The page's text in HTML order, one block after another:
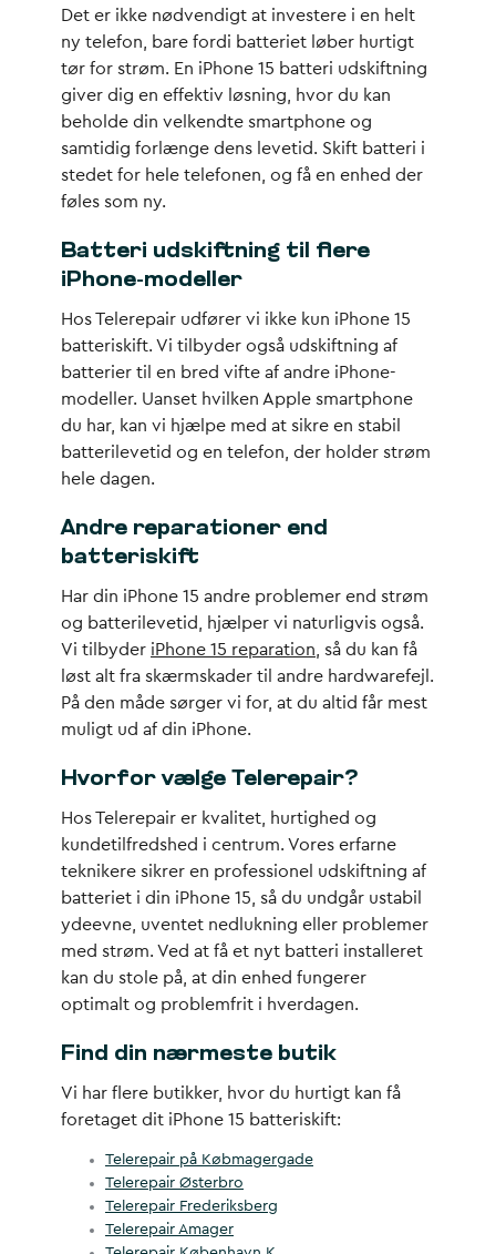
Det er ikke nødvendigt at investere i en helt
ny telefon, bare fordi batteriet løber hurtigt
tør for strøm. En iPhone 15 batteri udskiftning
giver dig en effektiv løsning, hvor du kan
beholde din velkendte smartphone og
samtidig forlænge dens levetid. Skift batteri i
stedet for hele telefonen, og få en enhed der
føles som ny.
Batteri udskiftning til flere
iPhone-modeller
Hos Telerepair udfører vi ikke kun iPhone 15
batteriskift. Vi tilbyder også udskiftning af
batterier til en bred vifte af andre iPhone-
modeller. Uanset hvilken Apple smartphone
du har, kan vi hjælpe med at sikre en stabil
batterilevetid og en telefon, der holder strøm
hele dagen.
Andre reparationer end
batteriskift
Har din iPhone 15 andre problemer end strøm
og batterilevetid, hjælper vi naturligvis også.
Vi tilbyder iPhone 15 reparation , så du kan få
løst alt fra skærmskader til andre hardwarefejl.
På den måde sørger vi for, at du altid får mest
muligt ud af din iPhone.
Hvorfor vælge Telerepair?
Hos Telerepair er kvalitet, hurtighed og
kundetilfredshed i centrum. Vores erfarne
teknikere sikrer en professionel udskiftning af
batteriet i din iPhone 15, så du undgår ustabil
ydeevne, uventet nedlukning eller problemer
med strøm. Ved at få et nyt batteri installeret
kan du stole på, at din enhed fungerer
optimalt og problemfrit i hverdagen.
Find din nærmeste butik
Vi har flere butikker, hvor du hurtigt kan få
foretaget dit iPhone 15 batteriskift:
Telerepair på Købmagergade
Telerepair Østerbro
Telerepair Frederiksberg
Telerepair Amager